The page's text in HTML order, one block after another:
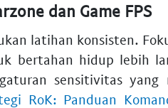
dan Game FPS
latihan konsisten.
bertahan hidup lebih
sensitivitas yang
RoK: Panduan